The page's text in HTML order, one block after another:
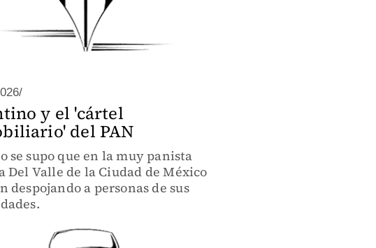
y el 'cártel
del PAN
se supo que en la muy panista
Del Valle de la Ciudad de México
despojando a personas de sus